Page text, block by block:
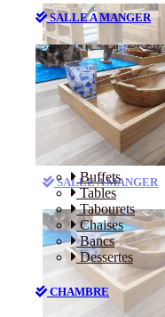
SALLE A MANGER
Buffets
Tables
Tabourets
Chaises
Bancs
Dessertes
CHAMBRE
Etagères
Modulos
SALLE A MANGER